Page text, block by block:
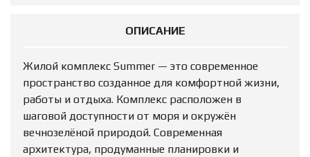
ОПИСАНИЕ
Жилой комплекс Summer — это современное
пространство созданное для комфортной жизни,
работы и отдыха. Комплекс расположен в
шаговой доступности от моря и окружён
вечнозелёной природой. Современная
архитектура, продуманные планировки и